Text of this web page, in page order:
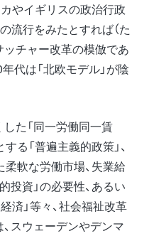
やイギリスの政治行政
流行をみたとすれば（た
チャー改革の模倣であ
代は「北欧モデル」が陰
た「同一労働同一賃
る「普遍主義的政策」、
柔軟な労働市場、失業給
投資」の必要性、あるい
済」等々、社会福祉改革
スウェーデンやデンマ